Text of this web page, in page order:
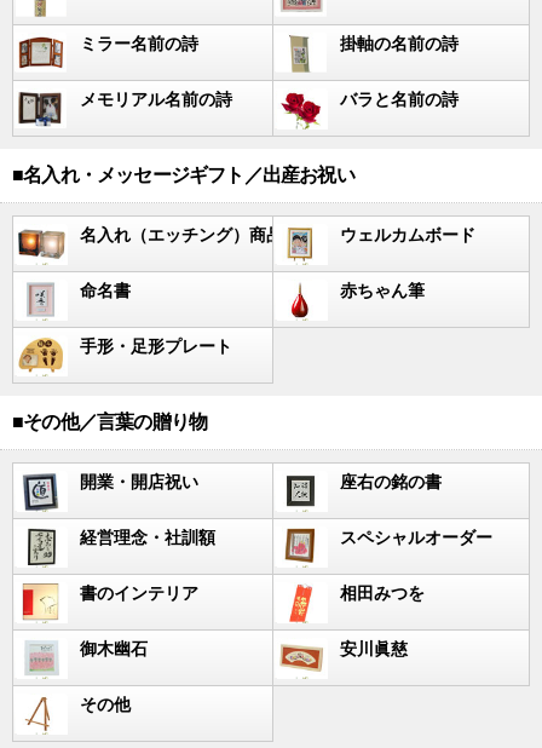
ミラー名前の詩 掛軸の名前の詩
メモリアル名前の詩 バラと名前の詩
■名入れ・メッセージギフト／出産お祝い
名入れ（エッチング）商品 ウェルカムボード
命名書 赤ちゃん筆
手形・足形プレート
■その他／言葉の贈り物
開業・開店祝い 座右の銘の書
経営理念・社訓額 スペシャルオーダー
書のインテリア 相田みつを
御木幽石 安川眞慈
その他